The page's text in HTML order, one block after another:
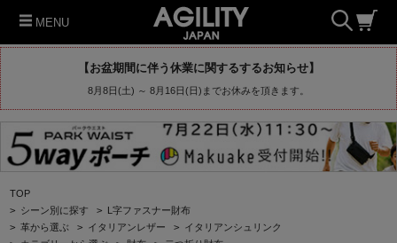
MENU
【お盆期間に伴う休業に関するするお知らせ】
8月8日(土) ～ 8月16日(日)までお休みを頂きます。
TOP
> シーン別に探す > L字ファスナー財布
> 革から選ぶ > イタリアンレザー > イタリアンシュリンク